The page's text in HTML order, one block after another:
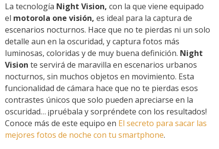
La tecnología Night Vision, con la que viene equipado
el motorola one visión, es ideal para la captura de
escenarios nocturnos. Hace que no te pierdas ni un solo
detalle aun en la oscuridad, y captura fotos más
luminosas, coloridas y de muy buena definición. Night
Vision te servirá de maravilla en escenarios urbanos
nocturnos, sin muchos objetos en movimiento. Esta
funcionalidad de cámara hace que no te pierdas esos
contrastes únicos que solo pueden apreciarse en la
oscuridad… ¡pruébala y sorpréndete con los resultados!
Conoce más de este equipo en El secreto para sacar las
mejores fotos de noche con tu smartphone.